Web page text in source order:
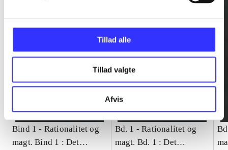
Tillad alle
Tillad valgte
Afvis
Bind 1 - Rationalitet og
magt. Bind 1 : Det
Bd. 1 -Rationalitet og
magt. Bd. 1 : Det